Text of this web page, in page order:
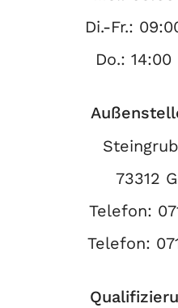
Di.-Fr.:
Do.:
73312
Telefon:
Telefon: